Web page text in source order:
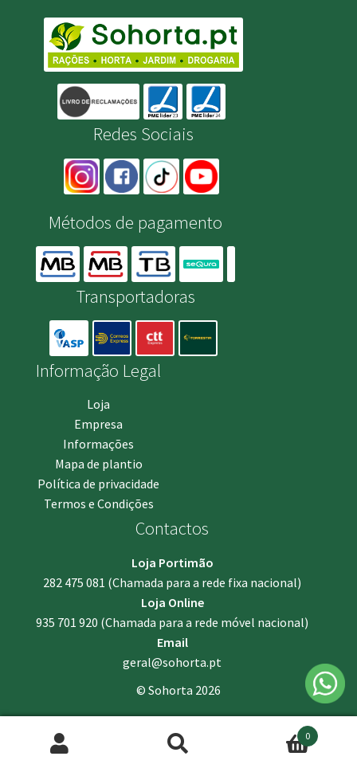
Redes Sociais
Métodos de pagamento
Transportadoras
Informação Legal
Loja
Empresa
Informações
Mapa de plantio
Política de privacidade
Termos e Condições
Contactos
Loja Portimão
282 475 081 (Chamada para a rede fixa nacional)
Loja Online
935 701 920 (Chamada para a rede móvel nacional)
Email
geral@sohorta.pt
© Sohorta 2026
Pesquisar
Pesquisa
0